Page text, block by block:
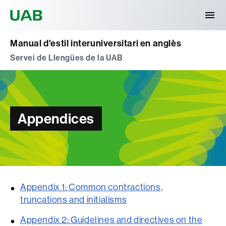
Manual d'estil interuniversitari en anglès
Servei de Llengües de la UAB
Appendices
Appendix 1: Common contractions,
truncations and initialisms
Appendix 2: Guidelines and directives on the